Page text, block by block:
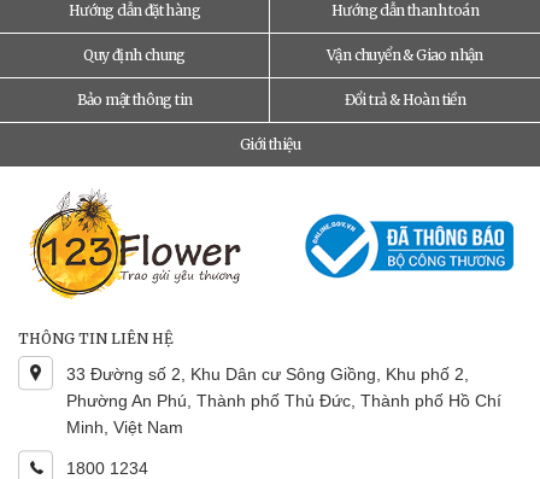
Hướng dẫn đặt hàng Hướng dẫn thanh toán
Quy định chung Vận chuyển & Giao nhận
Bảo mật thông tin Đổi trả & Hoàn tiền
Giới thiệu
THÔNG TIN LIÊN HỆ
33 Đường số 2, Khu Dân cư Sông Giồng, Khu phố 2,
Phường An Phú, Thành phố Thủ Đức, Thành phố Hồ Chí
Minh, Việt Nam
1800 1234